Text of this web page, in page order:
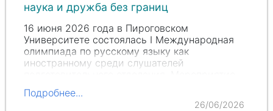
наука и дружба без границ
16 июня 2026 года в Пироговском
Университете состоялась I Международная
олимпиада по русскому языку как
иностранному среди слушателей
Института мировой медицины, объединило…
Подробнее...
26/06/2026